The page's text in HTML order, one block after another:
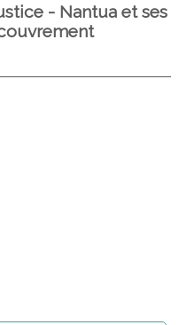
- Nantua et ses